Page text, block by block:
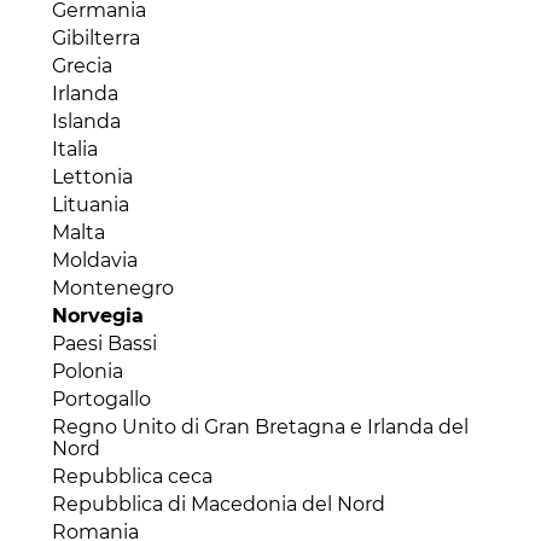
Guinea Equatoriale
Kenya
Liberia
Libia
Madagascar
Malawi
Mali
Marocco
Mauritania
Mauritius
Mozambico
Niger
Nigeria
Repubblica Centraficana
Repubblica del Congo (Congo-Brazaville)
Repubblica Democratica del Congo
Ruanda
Senegal
Seychelles
Sierra Leone
Guyana
Haiti
Honduras
Messico
Nicaragua
Panama
Paraguay
Perù
Repubblica Dominicana
Saint Lucia
Stati Uniti
Suriname
Trinidad e Tobago
Uruguay
Venezuela
India
Indonesia
Iran
Iraq
Israele
Kazakhstan
Kirghizistan
Kuwait
Laos
Libano
Macao
Malesia
Mongolia
Myanmar
Oman
Pakistan
Palestina
Qatar
Repubblica popolare cinese
Germania
Gibilterra
Grecia
Irlanda
Islanda
Italia
Lettonia
Lituania
Malta
Moldavia
Montenegro
Norvegia
Paesi Bassi
Polonia
Portogallo
Regno Unito di Gran Bretagna e Irlanda del
Nord
Repubblica ceca
Repubblica di Macedonia del Nord
Romania